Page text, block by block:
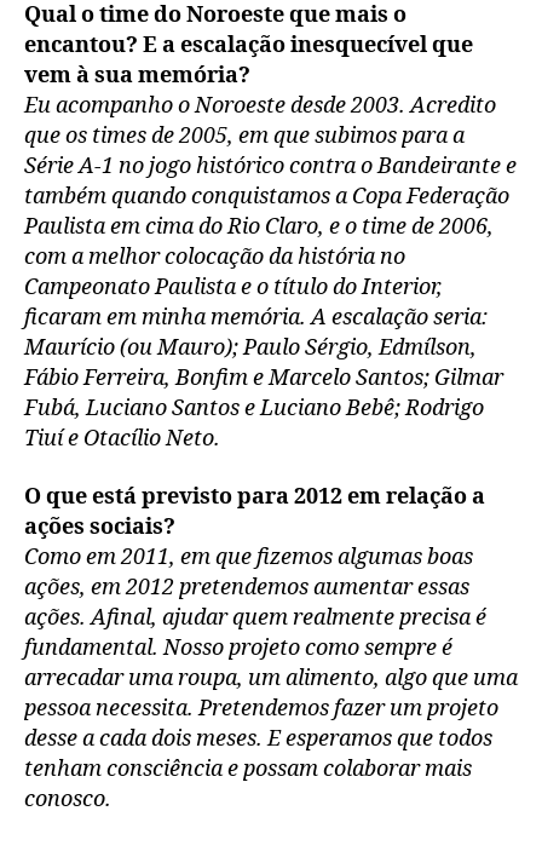
Qual o time do Noroeste que mais o
encantou? E a escalação inesquecível que
vem à sua memória?
Eu acompanho o Noroeste desde 2003. Acredito
que os times de 2005, em que subimos para a
Série A-1 no jogo histórico contra o Bandeirante e
também quando conquistamos a Copa Federação
Paulista em cima do Rio Claro, e o time de 2006,
com a melhor colocação da história no
Campeonato Paulista e o título do Interior,
ficaram em minha memória. A escalação seria:
Maurício (ou Mauro); Paulo Sérgio, Edmílson,
Fábio Ferreira, Bonfim e Marcelo Santos; Gilmar
Fubá, Luciano Santos e Luciano Bebê; Rodrigo
Tiuí e Otacílio Neto.
O que está previsto para 2012 em relação a
ações sociais?
Como em 2011, em que fizemos algumas boas
ações, em 2012 pretendemos aumentar essas
ações. Afinal, ajudar quem realmente precisa é
fundamental. Nosso projeto como sempre é
arrecadar uma roupa, um alimento, algo que uma
pessoa necessita. Pretendemos fazer um projeto
desse a cada dois meses. E esperamos que todos
tenham consciência e possam colaborar mais
conosco.